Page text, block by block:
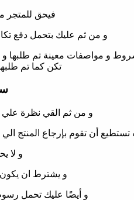
فيحق للمتجر
و من ثم عليك بتحمل دفع
و مواصفات معينة تم طلبها و
تكن كما تم
و من ثم القي نظرة علي
أن تقوم بإرجاع المنتج الي متجر نخبة
و لا
و يشترط ان
و أيضًا عليك تحمل